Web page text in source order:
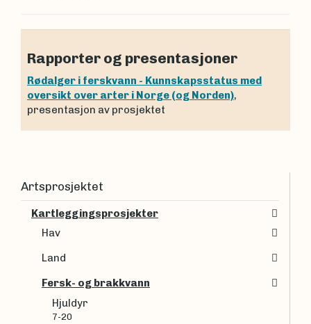
Rapporter og presentasjoner
Rødalger i ferskvann - Kunnskapsstatus med
oversikt over arter i Norge (og Norden),
presentasjon av prosjektet
Artsprosjektet
Kartleggingsprosjekter
Hav
Land
Fersk- og brakkvann
Hjuldyr
7-20